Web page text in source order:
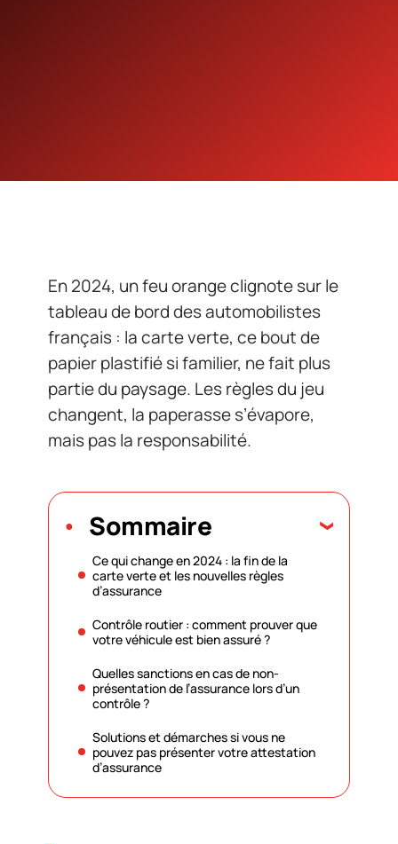
En 2024, un feu orange clignote sur le
tableau de bord des automobilistes
français : la carte verte, ce bout de
papier plastifié si familier, ne fait plus
partie du paysage. Les règles du jeu
changent, la paperasse s’évapore,
mais pas la responsabilité.
Sommaire
Ce qui change en 2024 : la fin de la
carte verte et les nouvelles règles
d’assurance
Contrôle routier : comment prouver que
votre véhicule est bien assuré ?
Quelles sanctions en cas de non-
présentation de l’assurance lors d’un
contrôle ?
Solutions et démarches si vous ne
pouvez pas présenter votre attestation
d’assurance